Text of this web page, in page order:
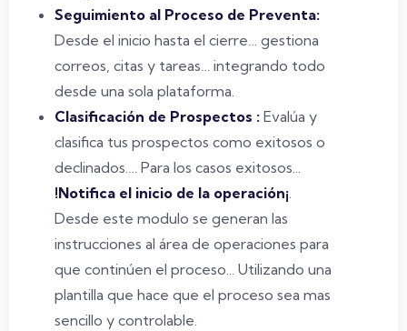
Seguimiento al Proceso de Preventa:
Desde el inicio hasta el cierre… gestiona
correos, citas y tareas… integrando todo
desde una sola plataforma.
Clasificación de Prospectos : Evalúa y
clasifica tus prospectos como exitosos o
declinados.… Para los casos exitosos...
!Notifica el inicio de la operación¡.
Desde este modulo se generan las
instrucciones al área de operaciones para
que continúen el proceso... Utilizando una
plantilla que hace que el proceso sea mas
sencillo y controlable.